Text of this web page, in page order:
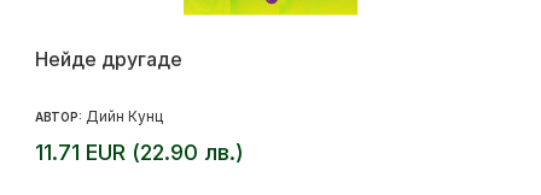
Нейде другаде
АВТОР: Дийн Кунц
11.71 EUR (22.90 лв.)